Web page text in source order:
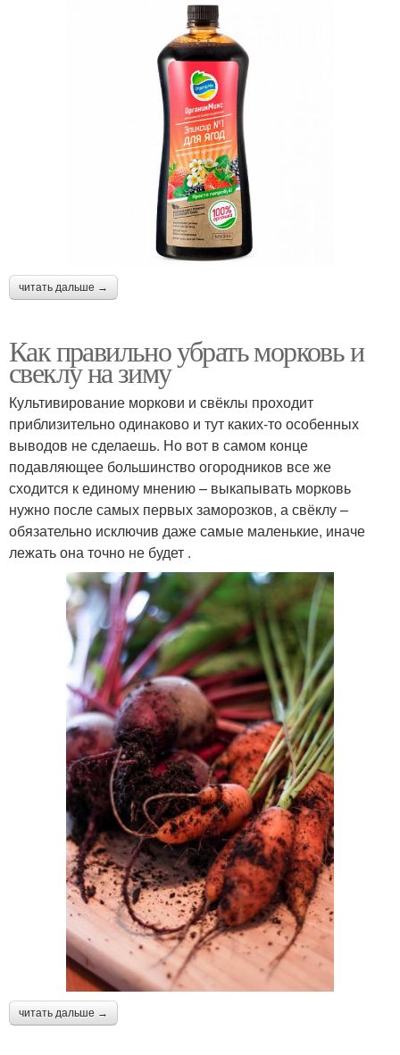
читать дальше →
Как правильно убрать морковь и
свеклу на зиму
Культивирование моркови и свёклы проходит
приблизительно одинаково и тут каких-то особенных
выводов не сделаешь. Но вот в самом конце
подавляющее большинство огородников все же
сходится к единому мнению – выкапывать морковь
нужно после самых первых заморозков, а свёклу –
обязательно исключив даже самые маленькие, иначе
лежать она точно не будет .
читать дальше →